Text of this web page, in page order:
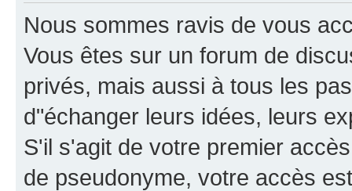
Nous sommes ravis de vous
Vous êtes sur un forum de
privés, mais aussi à tous les
d"échanger leurs idées, leurs
S'il s'agit de votre premier
de pseudonyme, votre accès